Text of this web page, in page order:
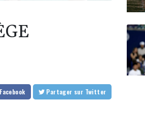
Partager sur Twitter